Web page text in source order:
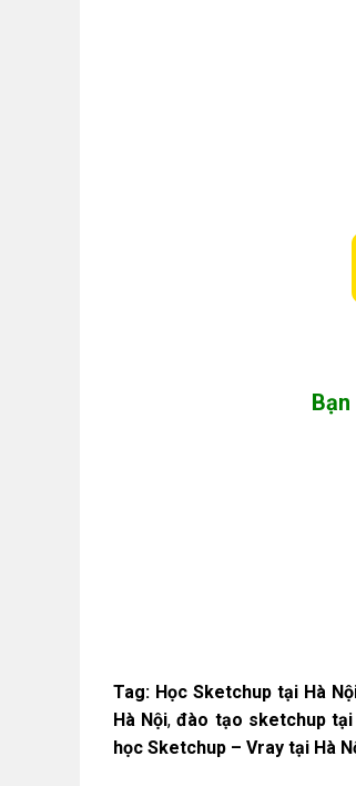
Tag: Học Sketchup tại Hà
Hà Nội,đào tạo sketchup tại
học Sketchup – Vray tại Hà